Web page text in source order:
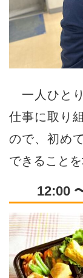
一人ひと
仕事に取り
ので、初め
できること
12:00